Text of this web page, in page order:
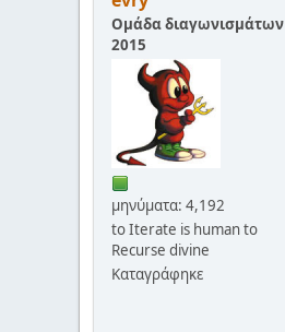
Ομάδα διαγωνισμάτων
2015
μηνύματα: 4,192
to Iterate is human to
Recurse divine
Καταγράφηκε